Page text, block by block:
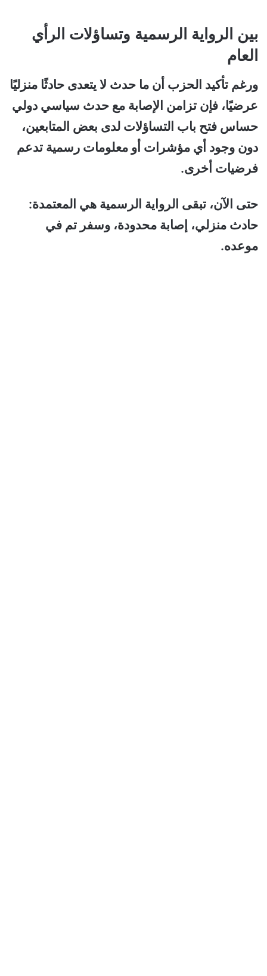
بين الرواية الرسمية وتساؤلات الرأي
العام
ورغم تأكيد الحزب أن ما حدث لا يتعدى حادثًا منزليًا
عرضيًا، فإن تزامن الإصابة مع حدث سياسي دولي
حساس فتح باب التساؤلات لدى بعض المتابعين،
دون وجود أي مؤشرات أو معلومات رسمية تدعم
فرضيات أخرى.
حتى الآن، تبقى الرواية الرسمية هي المعتمدة:
حادث منزلي، إصابة محدودة، وسفر تم في
موعده.